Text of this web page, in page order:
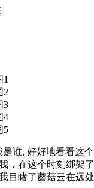
是谁, 好好地看看这
，在这个时刻绑架
目睹了蘑菇云在远